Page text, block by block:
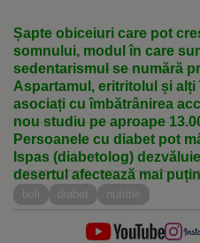
Șapte obiceiuri care pot
somnului, modul în care
sedentarismul se numără
Aspartamul, eritritolul și
asociați cu îmbătrânirea
nou studiu pe aproape
semne de întrebare
Persoanele cu diabet pot
Ispas (diabetolog)
desertul afectează mai
boli diabet nutritie